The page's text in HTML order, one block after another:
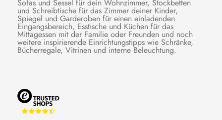
Sofas und Sessel für dein Wohnzimmer, Stockbetten
und Schreibtische für das Zimmer deiner Kinder,
Spiegel und Garderoben für einen einladenden
Eingangsbereich, Esstische und Küchen für das
Mittagessen mit der Familie oder Freunden und noch
weitere inspirierende Einrichtungstipps wie Schränke,
Bücherregale, Vitrinen und interne Beleuchtung.